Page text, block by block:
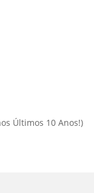
Últimos 10 Anos!)